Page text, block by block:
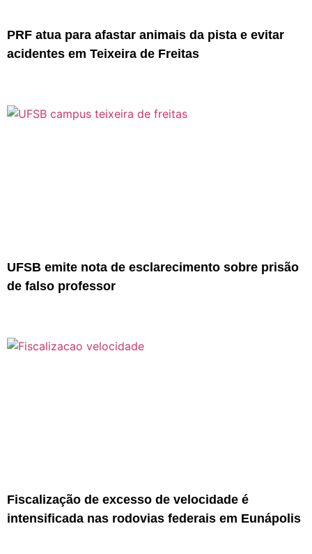
PRF atua para afastar animais da pista e evitar
acidentes em Teixeira de Freitas
UFSB emite nota de esclarecimento sobre prisão
de falso professor
Fiscalização de excesso de velocidade é
intensificada nas rodovias federais em Eunápolis